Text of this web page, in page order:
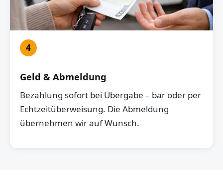
4
Geld & Abmeldung
Bezahlung sofort bei Übergabe – bar oder per
Echtzeitüberweisung. Die Abmeldung
übernehmen wir auf Wunsch.